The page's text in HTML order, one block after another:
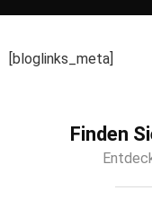
[bloglinks_meta]
Finden